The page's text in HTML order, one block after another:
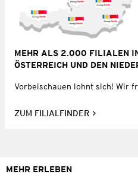
MEHR ALS 2.000 FILIALEN
ÖSTERREICH UND DEN
Vorbeischauen lohnt sich! Wir
ZUM FILIALFINDER
MEHR ERLEBEN